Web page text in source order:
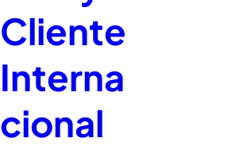
Cliente
Interna
cional